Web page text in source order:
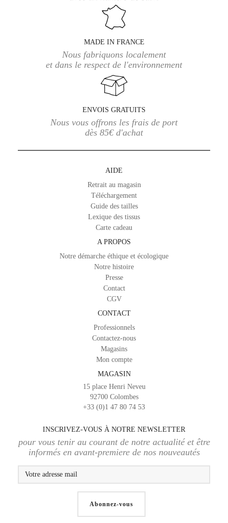
MADE IN FRANCE
Nous fabriquons localement
et dans le respect de l'environnement
ENVOIS GRATUITS
Nous vous offrons les frais de port
dès 85€ d'achat
AIDE
Retrait au magasin
Téléchargement
Guide des tailles
Lexique des tissus
Carte cadeau
A PROPOS
Notre démarche éthique et écologique
Notre histoire
Presse
Contact
CGV
CONTACT
Professionnels
Contactez-nous
Magasins
Mon compte
MAGASIN
15 place Henri Neveu
92700 Colombes
+33 (0)1 47 80 74 53
INSCRIVEZ-VOUS À NOTRE NEWSLETTER
pour vous tenir au courant de notre actualité et être
informés en avant-premiere de nos nouveautés